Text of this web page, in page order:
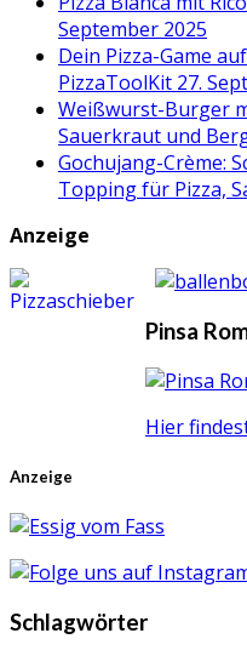
September 2025
Dein Pizza-Game
PizzaToolKit 27.
Weißwurst-Burger
Sauerkraut und
Gochujang-Crème:
Topping für Pizza,
Anzeige
Pinsa
Hier
Anzeige
Schlagwörter